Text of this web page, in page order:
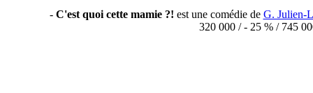
- C'est quoi cette mamie ?! est une comédie de G. Julien-
320 000 / - 25 % / 745